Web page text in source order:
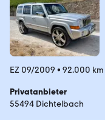
EZ 09/2009 • 92.000 km
Privatanbieter
55494 Dichtelbach